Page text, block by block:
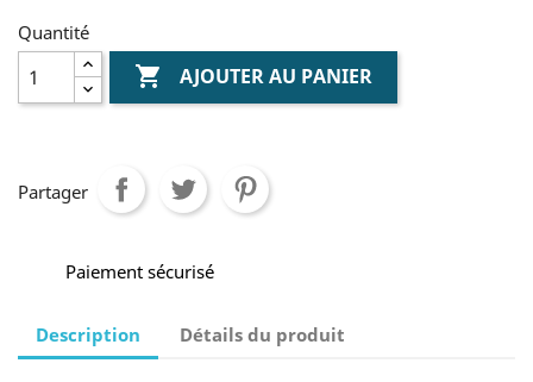
Quantité
 AJOUTER AU PANIER
Partager
Paiement sécurisé
Description Détails du produit